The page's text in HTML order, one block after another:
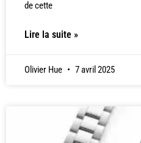
de cette
Lire la suite »
Olivier Hue 7 avril 2025